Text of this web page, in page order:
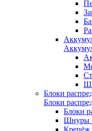
Блоки
Блоки
Блоки
Шнуры
Крепёж